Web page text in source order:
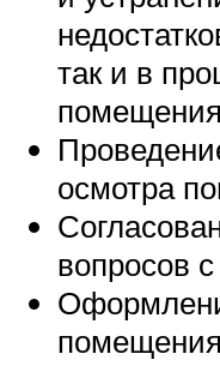
так и в
осмотра
вопросов